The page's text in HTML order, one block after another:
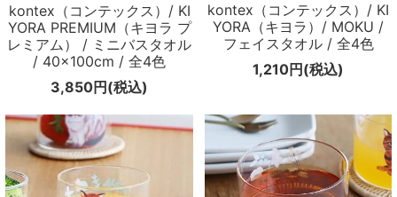
kontex（コンテックス）/ KI
YORA PREMIUM（キヨラ プ
レミアム） / ミニバスタオル
/ 40×100cm / 全4色
3,850円(税込)
kontex（コンテックス）/ KI
YORA（キヨラ）/ MOKU /
フェイスタオル / 全4色
1,210円(税込)